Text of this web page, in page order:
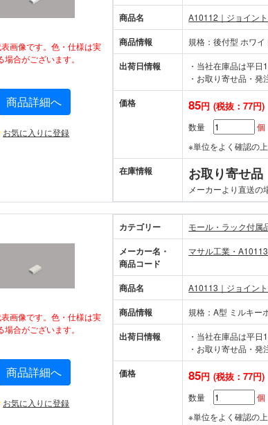
画像です。色・仕様は実
場合がございます。
商品詳細へ
お気に入りに登録
商品名 A10112｜ジョイン
商品情報 規格：後付型 ホワイ
出荷日情報
・当社在庫品は平
・お取り寄せ品・
価格 85円 (税抜：77円)
数量
個
※単位をよく確認の
在庫情報 お取り寄せ品
メーカーより直送の
画像です。色・仕様は実
場合がございます。
商品詳細へ
お気に入りに登録
カテゴリー モール・ラック付属
メーカー名・
商品コード
マサル工業・A10113
商品名 A10113｜ジョイン
商品情報 規格：A型 ミルキー
出荷日情報
・当社在庫品は平
・お取り寄せ品・
価格 85円 (税抜：77円)
数量
個
※単位をよく確認の